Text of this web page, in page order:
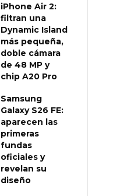
iPhone Air 2:
filtran una
Dynamic Island
más pequeña,
doble cámara
de 48 MP y
chip A20 Pro
Samsung
Galaxy S26 FE:
aparecen las
primeras
fundas
oficiales y
revelan su
diseño